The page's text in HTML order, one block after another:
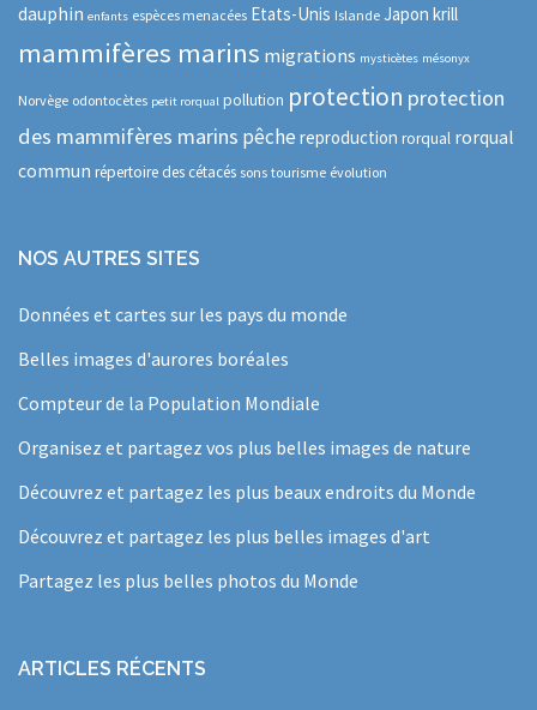
dauphin enfants espèces menacées Etats-Unis Islande Japon krill
mammifères marins migrations mysticètes mésonyx
Norvège odontocètes petit rorqual pollution protection protection
des mammifères marins pêche reproduction rorqual rorqual
commun répertoire des cétacés sons tourisme évolution
NOS AUTRES SITES
Données et cartes sur les pays du monde
Belles images d'aurores boréales
Compteur de la Population Mondiale
Organisez et partagez vos plus belles images de nature
Découvrez et partagez les plus beaux endroits du Monde
Découvrez et partagez les plus belles images d'art
Partagez les plus belles photos du Monde
ARTICLES RÉCENTS